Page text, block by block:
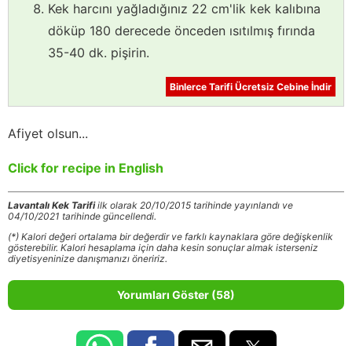
Kek harcını yağladığınız 22 cm'lik kek kalıbına
döküp 180 derecede önceden ısıtılmış fırında
35-40 dk. pişirin.
Binlerce Tarifi Ücretsiz Cebine İndir
Afiyet olsun...
Click for recipe in English
Lavantalı Kek Tarifiilk olarak 20/10/2015 tarihinde yayınlandı ve
04/10/2021 tarihinde güncellendi.
(*) Kalori değeri ortalama bir değerdir ve farklı kaynaklara göre değişkenlik
gösterebilir. Kalori hesaplama için daha kesin sonuçlar almak isterseniz
diyetisyeninize danışmanızı öneririz.
Yorumları Göster (58)